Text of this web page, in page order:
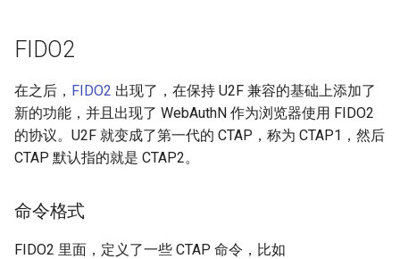
FIDO2
在之后， FIDO2 出现了，在保持 U2F 兼容的基础上添加了
新的功能，并且出现了 WebAuthN 作为浏览器使用 FIDO2
的协议。U2F 就变成了第一代的 CTAP，称为 CTAP1，然后
CTAP 默认指的就是 CTAP2。
命令格式
FIDO2 里面，定义了一些 CTAP 命令，比如